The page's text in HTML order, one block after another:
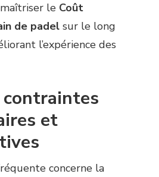
le Coût
de padel sur le long
l’expérience des
et
concerne la